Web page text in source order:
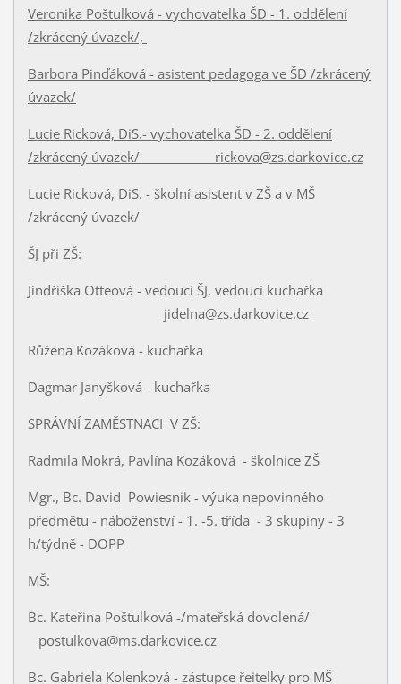
Veronika Poštulková - vychovatelka ŠD - 1. oddělení
/zkrácený úvazek/,
Barbora Pinďáková - asistent pedagoga ve ŠD /zkrácený
úvazek/
Lucie Ricková, DiS.- vychovatelka ŠD - 2. oddělení
/zkrácený úvazek/ rickova@zs.darkovice.cz
Lucie Ricková, DiS. - školní asistent v ZŠ a v MŠ
/zkrácený úvazek/
ŠJ při ZŠ:
Jindřiška Otteová - vedoucí ŠJ, vedoucí kuchařka
jidelna@zs.darkovice.cz
Růžena Kozáková - kuchařka
Dagmar Janyšková - kuchařka
SPRÁVNÍ ZAMĚSTNACI V ZŠ:
Radmila Mokrá, Pavlína Kozáková - školnice ZŠ
Mgr., Bc. David Powiesnik - výuka nepovinného
předmětu - náboženství - 1. -5. třída - 3 skupiny - 3
h/týdně - DOPP
MŠ:
Bc. Kateřina Poštulková -/mateřská dovolená/
postulkova@ms.darkovice.cz
Bc. Gabriela Kolenková - zástupce řeitelky pro MŠ